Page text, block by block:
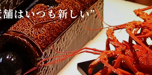
舗はいつも新しい”